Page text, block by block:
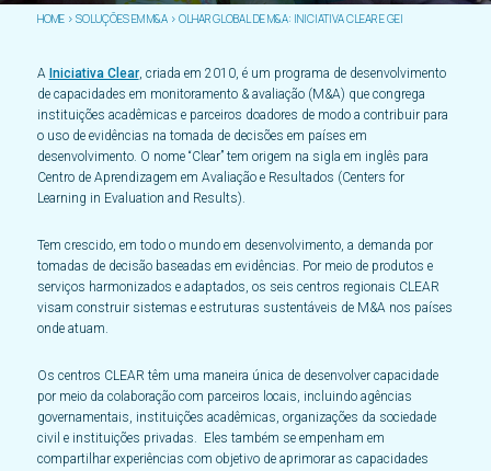
HOME > SOLUÇÕES EM M&A > OLHAR GLOBAL DE M&A: INICIATIVA CLEAR E GEI
A Iniciativa Clear, criada em 2010, é um programa de desenvolvimento
de capacidades em monitoramento & avaliação (M&A) que congrega
instituições acadêmicas e parceiros doadores de modo a contribuir para
o uso de evidências na tomada de decisões em países em
desenvolvimento. O nome “Clear” tem origem na sigla em inglês para
Centro de Aprendizagem em Avaliação e Resultados (Centers for
Learning in Evaluation and Results).
Tem crescido, em todo o mundo em desenvolvimento, a demanda por
tomadas de decisão baseadas em evidências. Por meio de produtos e
serviços harmonizados e adaptados, os seis centros regionais CLEAR
visam construir sistemas e estruturas sustentáveis ​​de M&A nos países
onde atuam.
Os centros CLEAR têm uma maneira única de desenvolver capacidade
por meio da colaboração com parceiros locais, incluindo agências
governamentais, instituições acadêmicas, organizações da sociedade
civil e instituições privadas. Eles também se empenham em
compartilhar experiências com objetivo de aprimorar as capacidades